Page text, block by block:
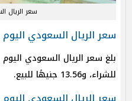
سعر الريال
سعر الريال السعودي
للشراء، و13.56 جنيهًا للبيع.